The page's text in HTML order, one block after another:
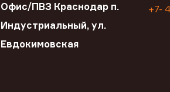
Офис/ПВЗ Краснодар п.
Индустриальный, ул.
Евдокимовская
+7-